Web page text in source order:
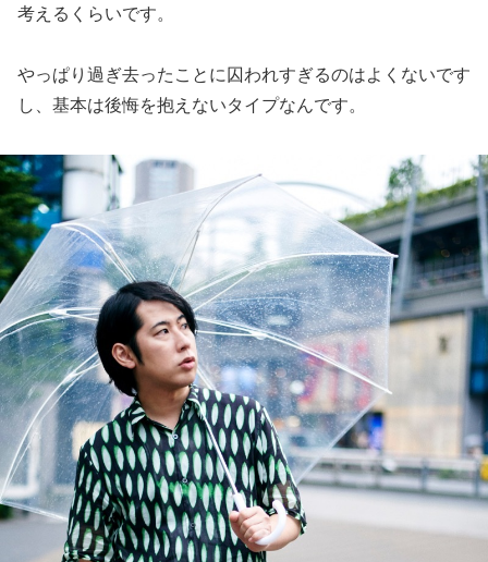
考えるくらいです。
やっぱり過ぎ去ったことに囚われすぎるのはよくないです
し、基本は後悔を抱えないタイプなんです。